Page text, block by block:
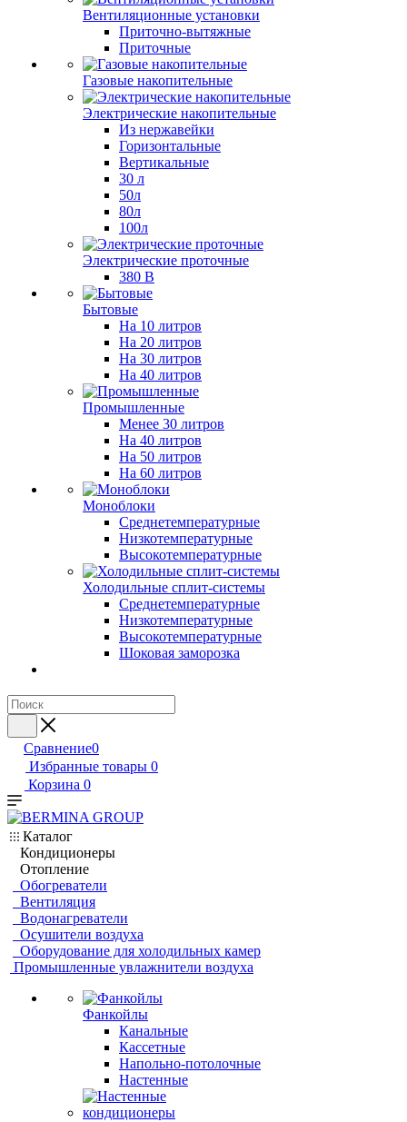
Вентиляционные установки
Приточно-вытяжные
Приточные
Газовые накопительные
Электрические накопительные
Из нержавейки
Горизонтальные
Вертикальные
30 л
50л
80л
100л
Электрические проточные
380 В
Бытовые
На 10 литров
На 20 литров
На 30 литров
На 40 литров
Промышленные
Менее 30 литров
На 40 литров
На 50 литров
На 60 литров
Моноблоки
Среднетемпературные
Низкотемпературные
Высокотемпературные
Холодильные сплит-системы
Среднетемпературные
Низкотемпературные
Высокотемпературные
Шоковая заморозка
Сравнение0
Избранные товары 0
Корзина 0
Каталог
Кондиционеры
Отопление
Обогреватели
Вентиляция
Водонагреватели
Осушители воздуха
Оборудование для холодильных камер
Промышленные увлажнители воздуха
Фанкойлы
Канальные
Кассетные
Напольно-потолочные
Настенные